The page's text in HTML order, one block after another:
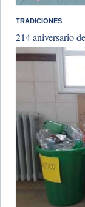
TRADICIONES
214 aniversario